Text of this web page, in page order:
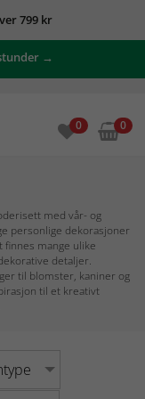
→
0 0
med vår- og
personlige dekorasjoner
mange ulike
detaljer.
til blomster, kaniner og
til et kreativt